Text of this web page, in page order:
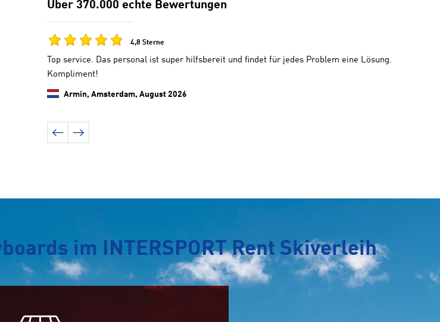
Über 370.000 echte Bewertungen
4,8 Sterne
Top service. Das personal ist super hilfsbereit und findet für jedes Problem eine Lösung.
Kompliment!
Armin, Amsterdam, August 2026
im INTERSPORT Rent Skiverleih